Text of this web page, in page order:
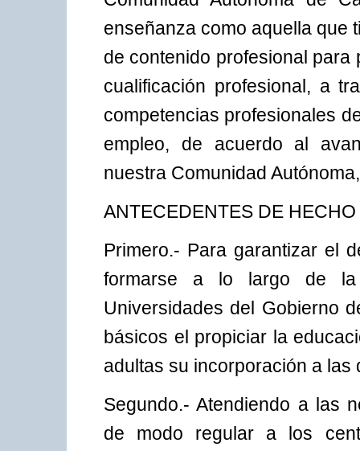
enseñanza como aquella que
de contenido profesional
cualificación profesional, a
competencias profesionales
empleo, de acuerdo al
nuestra Comunidad
ANTECEDENTES DE HECHO
Primero.- Para garantizar el
formarse a lo largo de
Universidades del Gobierno
básicos el propiciar la
adultas su incorporación a las
Segundo.- Atendiendo a las
de modo regular a los